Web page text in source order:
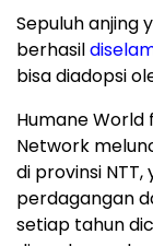
Sepuluh anjing
berhasil
bisa diadopsi
Humane World
Network
di provinsi
perdagangan
setiap tahun